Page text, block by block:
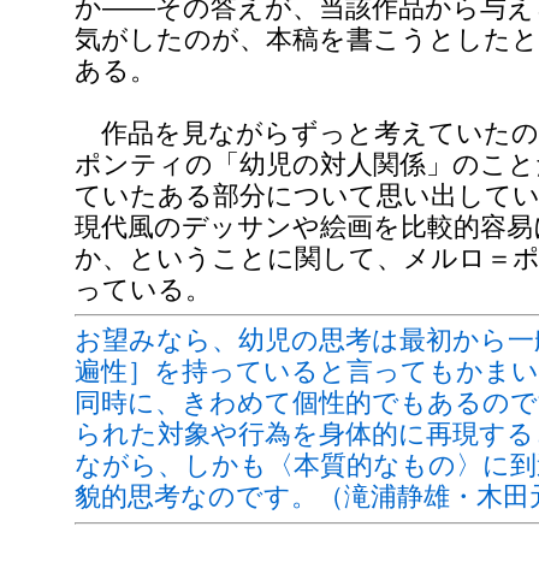
か――その答えが、当該作品から与
気がしたのが、本稿を書こうとした
ある。
作品を見ながらずっと考えていた
ポンティの「幼児の対人関係」のこ
ていたある部分について思い出して
現代風のデッサンや絵画を比較的容
か、ということに関して、メルロ＝
っている。
お望みなら、幼児の思考は最初から
遍性］を持っていると言ってもかま
同時に、きわめて個性的でもあるの
られた対象や行為を身体的に再現す
ながら、しかも〈本質的なもの〉に
貌的思考なのです。（滝浦静雄・木田